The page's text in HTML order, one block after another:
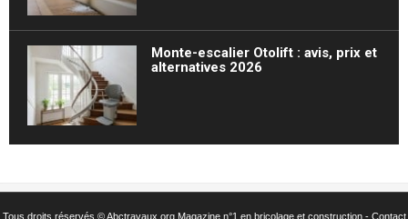
Monte-escalier Otolift : avis, prix et
alternatives 2026
Tous droits réservés ©Abctravaux.org Magazine n°1 en bricolage et construction - Contact